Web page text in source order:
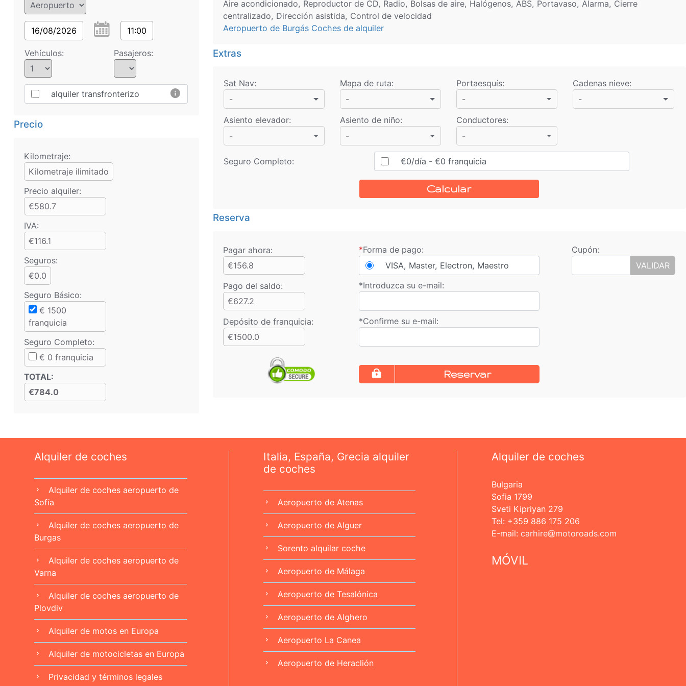
16/08/2026 11:00
Vehículos: Pasajeros:
alquiler transfronterizo info
Precio
Kilometraje:
Kilometraje ilimitado
Precio alquiler:
€580.7
IVA:
€116.1
Seguros:
€0.0
Seguro Básico:
€ 1500
franquicia
Seguro Completo:
€ 0 franquicia
TOTAL:
€784.0
Aire acondicionado, Reproductor de CD, Radio, Bolsas de aire, Halógenos, ABS, Portavaso, Alarma, Cierre
centralizado, Dirección asistida, Control de velocidad
Aeropuerto de Burgás Coches de alquiler
Extras
Sat Nav:
-
Mapa de ruta:
-
Portaesquís:
-
Cadenas nieve:
-
Asiento elevador:
-
Asiento de niño:
-
Conductores:
-
Seguro Completo: €0/día - €0 franquicia
Calcular
Reserva
Pagar ahora:
€156.8
*Forma de pago:
VISA, Master, Electron, Maestro
Cupón:
VALIDAR
Pago del saldo:
€627.2
*Introduzca su e-mail:
Depósito de franquicia:
€1500.0
*Confirme su e-mail:
Reservar
Alquiler de coches
chevron_right
Alquiler de coches aeropuerto de
Sofía
chevron_right
Alquiler de coches aeropuerto de
Burgas
chevron_right
Alquiler de coches aeropuerto de
Varna
chevron_right
Alquiler de coches aeropuerto de
Plovdiv
chevron_right Alquiler de motos en Europa
chevron_right Alquiler de motocicletas en Europa
chevron_right Privacidad y términos legales
Italia, España, Grecia alquiler
de coches
chevron_right Aeropuerto de Atenas
chevron_right Aeropuerto de Alguer
chevron_right Sorento alquilar coche
chevron_right Aeropuerto de Málaga
chevron_right Aeropuerto de Tesalónica
chevron_right Aeropuerto de Alghero
chevron_right Aeropuerto La Canea
chevron_right Aeropuerto de Heraclión
Alquiler de coches
Bulgaria
Sofia 1799
Sveti Kipriyan 279
Tel: +359 886 175 206
Е-mail:carhire motoroads.com
MÓVIL